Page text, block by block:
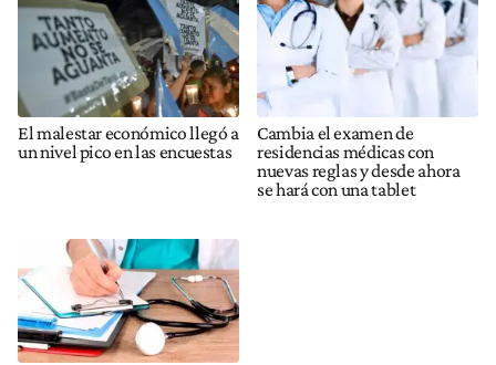
El malestar económico llegó a
un nivel pico en las encuestas
Cambia el examen de
residencias médicas con
nuevas reglas y desde ahora
se hará con una tablet